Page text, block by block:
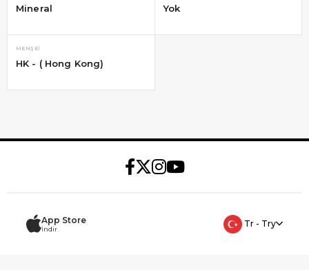
Mineral Yok
MENŞEI
HK - ( Hong Kong)
App Store
İndir
Tr - Try